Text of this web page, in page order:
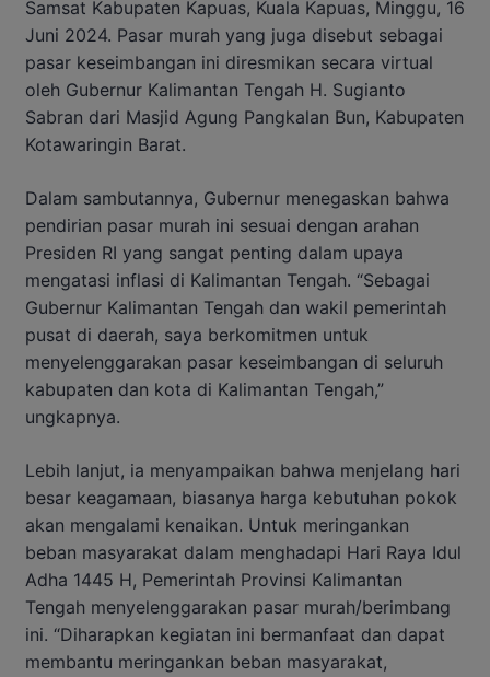
Samsat Kabupaten Kapuas, Kuala Kapuas, Minggu, 16
Juni 2024. Pasar murah yang juga disebut sebagai
pasar keseimbangan ini diresmikan secara virtual
oleh Gubernur Kalimantan Tengah H. Sugianto
Sabran dari Masjid Agung Pangkalan Bun, Kabupaten
Kotawaringin Barat.
Dalam sambutannya, Gubernur menegaskan bahwa
pendirian pasar murah ini sesuai dengan arahan
Presiden RI yang sangat penting dalam upaya
mengatasi inflasi di Kalimantan Tengah. “Sebagai
Gubernur Kalimantan Tengah dan wakil pemerintah
pusat di daerah, saya berkomitmen untuk
menyelenggarakan pasar keseimbangan di seluruh
kabupaten dan kota di Kalimantan Tengah,”
ungkapnya.
Lebih lanjut, ia menyampaikan bahwa menjelang hari
besar keagamaan, biasanya harga kebutuhan pokok
akan mengalami kenaikan. Untuk meringankan
beban masyarakat dalam menghadapi Hari Raya Idul
Adha 1445 H, Pemerintah Provinsi Kalimantan
Tengah menyelenggarakan pasar murah/berimbang
ini. “Diharapkan kegiatan ini bermanfaat dan dapat
membantu meringankan beban masyarakat,